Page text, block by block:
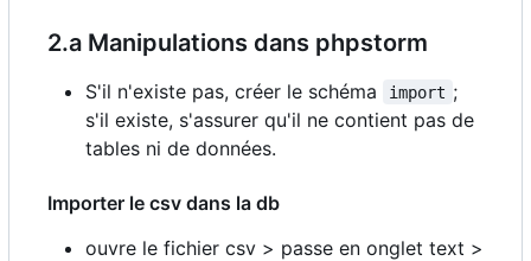
2.a Manipulations dans phpstorm
S'il n'existe pas, créer le schéma import ;
s'il existe, s'assurer qu'il ne contient pas de
tables ni de données.
Importer le csv dans la db
ouvre le fichier csv > passe en onglet text >